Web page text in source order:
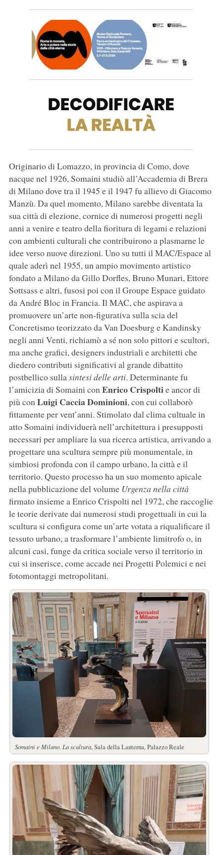
Originario di Lomazzo, in provincia di Como, dove
nacque nel 1926, Somaini studiò all’Accademia di Brera
di Milano dove tra il 1945 e il 1947 fu allievo di Giacomo
Manzù. Da quel momento, Milano sarebbe diventata la
sua città di elezione, cornice di numerosi progetti negli
anni a venire e teatro della fioritura di legami e relazioni
con ambienti culturali che contribuirono a plasmarne le
idee verso nuove direzioni. Uno su tutti il MAC/Espace al
quale aderì nel 1955, un ampio movimento artistico
fondato a Milano da Gillo Dorfles, Bruno Munari, Ettore
Sottsass e altri, fusosi poi con il Groupe Espace guidato
da André Bloc in Francia. Il MAC, che aspirava a
promuovere un’arte non-figurativa sulla scia del
Concretismo teorizzato da Van Doesburg e Kandinsky
negli anni Venti, richiamò a sé non solo pittori e scultori,
ma anche grafici, designers industriali e architetti che
diedero contributi significativi al grande dibattito
postbellico sullasintesi delle arti. Determinante fu
l’amicizia di Somaini conEnrico Crispoltie ancor di
più conLuigi Caccia Dominioni, con cui collaborò
fittamente per vent’anni. Stimolato dal clima cultuale in
atto Somaini individuerà nell’architettura i presupposti
necessari per ampliare la sua ricerca artistica, arrivando a
progettare una scultura sempre più monumentale, in
simbiosi profonda con il campo urbano, la città e il
territorio. Questo processo ha un suo momento apicale
nella pubblicazione del volume Urgenza nella città
firmato insieme a Enrico Crispolti nel 1972, che raccoglie
le teorie derivate dai numerosi studi progettuali in cui la
scultura si configura come un’arte votata a riqualificare il
tessuto urbano, a trasformare l’ambiente limitrofo o, in
alcuni casi, funge da critica sociale verso il territorio in
cui si inserisce, come accade nei Progetti Polemici e nei
fotomontaggi metropolitani.
Somaini e Milano. La scultura, Sala della Lanterna, Palazzo Reale